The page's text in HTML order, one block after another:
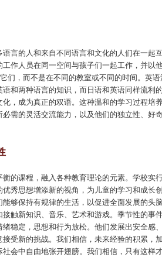
语言的人和来自不同语言和文化的人们在一起
工作人员在同一空间与孩子们一起工作，并以
们，而不是在不同的教室或不同的时间。英
语和两种语言的知识，而日语和英语同样流利
化，成为真正的双语。这种温和的学习过程培
需的灵活交流能力，以及他们的独立性、好
衡的课程，融入各种教育理论的元素。学校实
优秀思想增添新的视角，为儿童的学习和成长
能够保持有规律的生活，以促进全面发展的头
接触新知识、音乐、艺术和游戏。季节性的事
绪稳定，思想和行为放松。他们发展出安全感
接受新的挑战。我们相信，未来经验的积累，
社会中自由地张开翅膀。我们相信，只有这样